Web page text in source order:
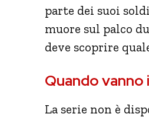
parte dei suoi
muore sul palco
deve scoprire
Quando vanno
La serie non è